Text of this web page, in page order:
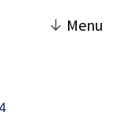
↓ Menu